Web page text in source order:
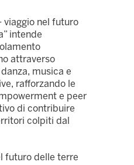
viaggio nel futuro
intende
attraverso
musica e
rafforzando le
e peer
di contribuire
colpiti dal
futuro delle terre